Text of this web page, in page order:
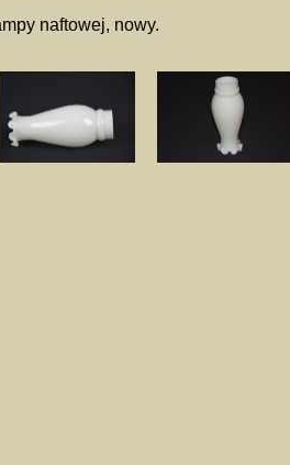
naftowej, nowy.